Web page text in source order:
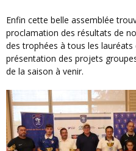
Enfin cette belle assemblée trouva son point d’orgue avec la
proclamation des résultats de
des trophées à tous les lauréats
présentation des projets
de la saison à venir.